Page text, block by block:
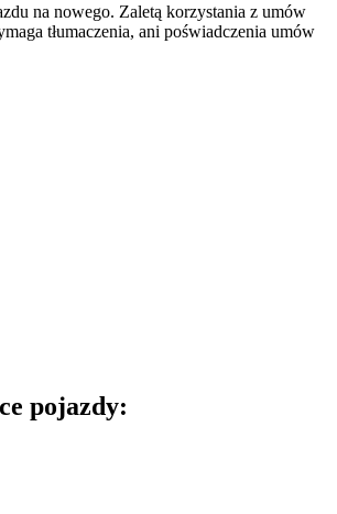
na nowego. Zaletą korzystania z umów
tłumaczenia, ani poświadczenia umów
pojazdy: